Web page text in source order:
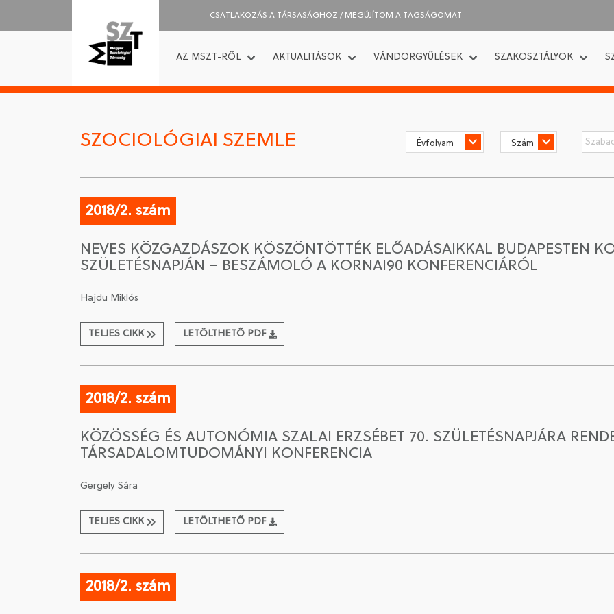
CSATLAKOZÁS A TÁRSASÁGHOZ / MEGÚJÍTOM A TAGSÁGOMAT
AZ MSZT-RŐL AKTUALITÁSOK VÁNDORGYŰLÉSEK SZAKOSZTÁLYOK
SZOCIOLÓGIAI SZEMLE
2018/2. szám
NEVES KÖZGAZDÁSZOK KÖSZÖNTÖTTÉK ELŐADÁSAIKKAL BUDAPESTEN
SZÜLETÉSNAPJÁN – BESZÁMOLÓ A KORNAI90 KONFERENCIÁRÓL
Hajdu Miklós
TELJES CIKK LETÖLTHETŐ PDF
2018/2. szám
KÖZÖSSÉG ÉS AUTONÓMIA SZALAI ERZSÉBET 70. SZÜLETÉSNAPJÁRA
TÁRSADALOMTUDOMÁNYI KONFERENCIA
Gergely Sára
TELJES CIKK LETÖLTHETŐ PDF
2018/2. szám